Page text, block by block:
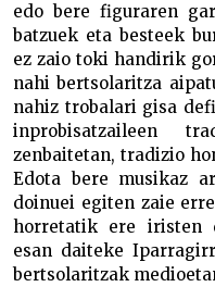
edo bere figuraren
batzuek eta besteek
ez zaio toki handirik
nahi bertsolaritza
nahiz trobalari gisa
inprobisatzaileen
zenbaitetan, tradizio
Edota bere musikaz
doinuei egiten zaie
horretatik ere iristen
esan daiteke
bertsolaritzak